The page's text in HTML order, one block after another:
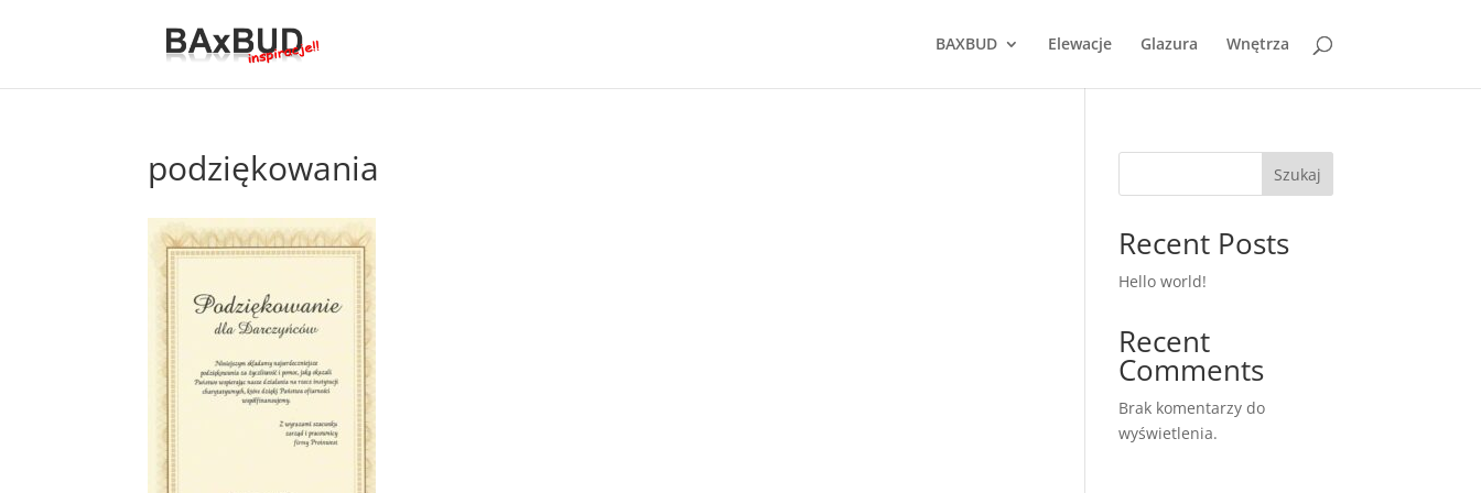
BAXBUD Elewacje Glazura Wnętrza
podziękowania Szukaj
Recent Posts
Hello world!
Recent
Comments
Brak komentarzy do
wyświetlenia.